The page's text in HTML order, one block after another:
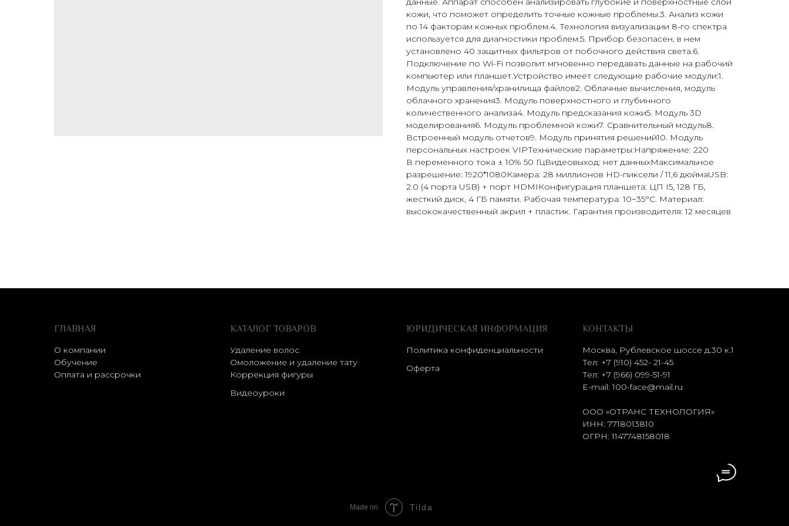
кожи, что поможет определить точные кожные проблемы.3. Анализ кожи
по 14 факторам кожных проблем.4. Технология визуализации 8-го спектра
используется для диагностики проблем.5. Прибор безопасен, в нем
установлено 40 защитных фильтров от побочного действия света.6.
Подключение по Wi-Fi позволит мгновенно передавать данные на рабочий
компьютер или планшет.Устройство имеет следующие рабочие модули:1.
Модуль управления/хранилища файлов2. Облачные вычисления, модуль
облачного хранения3. Модуль поверхностного и глубинного
количественного анализа4. Модуль предсказания кожи5. Модуль 3D
моделирования6. Модуль проблемной кожи7. Сравнительный модуль8.
Встроенный модуль отчетов9. Модуль принятия решений10. Модуль
персональных настроек VIPТехнические параметры:Напряжение: 220
В переменного тока ± 10% 50 ГцВидеовыход: нет данныхМаксимальное
разрешение: 1920*1080Камера: 28 миллионов HD-пиксели / 11,6 дюймаUSB:
2.0 (4 порта USB) + порт HDMIКонфигурация планшета: ЦП I5, 128 ГБ,
жесткий диск, 4 ГБ памяти. Рабочая температура: 10−35°C. Материал:
высококачественный акрил + пластик. Гарантия производителя: 12 месяцев
ГЛАВНАЯ
О компании
Обучение
Оплата и рассрочки
КАТАЛОГ ТОВАРОВ
Удаление волос
Омоложение и удаление тату
Коррекция фигуры
Видеоуроки
ЮРИДИЧЕСКАЯ ИНФОРМАЦИЯ
Политика конфиденциальности
Оферта
КОНТАКТЫ
Москва, Рублевское шоссе д.30 к.1
Тел: +7 (910) 452- 21-45
Тел: +7 (966) 099-51-91
E-mail:100-face@mail.ru
ООО «ОТРАНС ТЕХНОЛОГИЯ»
ИНН: 7718013810
ОГРН: 1147748158018
Made on Tilda